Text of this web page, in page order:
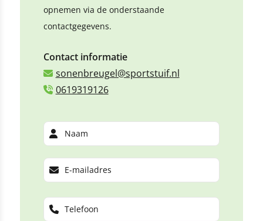
opnemen via de onderstaande
contactgegevens.
Contact informatie
sonenbreugel@sportstuif.nl
0619319126